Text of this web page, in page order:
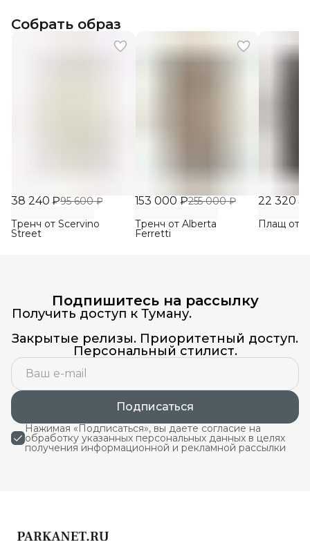
Собрать образ
38 240 ₽95 600 ₽
Тренч от Scervino
Street
153 000 ₽255 000 ₽
Тренч от Alberta
Ferretti
22 320 ₽
Плащ от
Подпишитесь на рассылку
Получить доступ к Туману.
Закрытые релизы. Приоритетный доступ.
Персональный стилист.
Подписаться
Нажимая «Подписаться», вы даете согласие на
обработку указанных персональных данных в целях
получения информационной и рекламной рассылки